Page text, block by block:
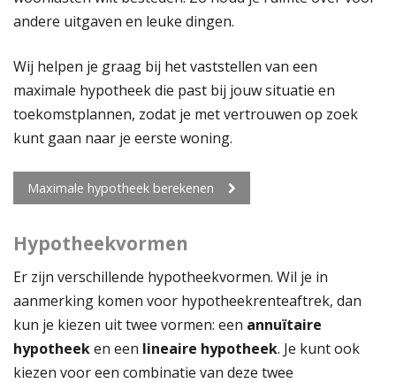
andere uitgaven en leuke dingen.
Wij helpen je graag bij het vaststellen van een
maximale hypotheek die past bij jouw situatie en
toekomstplannen, zodat je met vertrouwen op zoek
kunt gaan naar je eerste woning.
Maximale hypotheek berekenen
Hypotheekvormen
Er zijn verschillende hypotheekvormen. Wil je in
aanmerking komen voor hypotheekrenteaftrek, dan
kun je kiezen uit twee vormen: een annuïtaire
hypotheeken een lineaire hypotheek. Je kunt ook
kiezen voor een combinatie van deze twee